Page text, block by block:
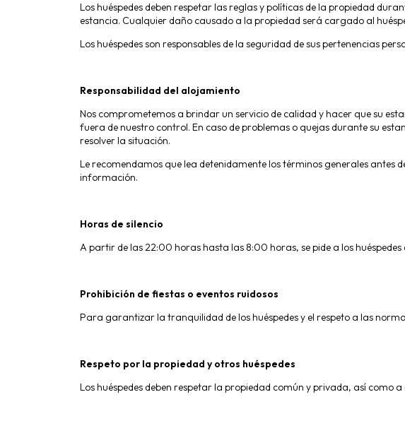
Los huéspedes deben respetar las reglas y políticas de la propiedad
estancia. Cualquier daño causado a la propiedad será cargado al
Los huéspedes son responsables de la seguridad de sus pertenencias
Responsabilidad del alojamiento
Nos comprometemos a brindar un servicio de calidad y hacer que su
fuera de nuestro control. En caso de problemas o quejas durante su
resolver la situación.
Le recomendamos que lea detenidamente los términos generales
información.
Horas de silencio
A partir de las 22:00 horas hasta las 8:00 horas, se pide a los
Prohibición de fiestas o eventos ruidosos
Para garantizar la tranquilidad de los huéspedes y el respeto a las
Respeto por la propiedad y otros huéspedes
Los huéspedes deben respetar la propiedad común y privada, así como